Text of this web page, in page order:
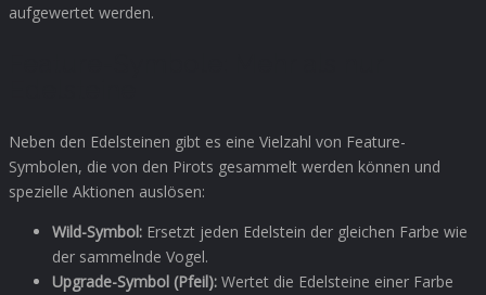
aufgewertet werden.
Neben den Edelsteinen gibt es eine Vielzahl von Feature-
Symbolen, die von den Pirots gesammelt werden können und
spezielle Aktionen auslösen:
Wild-Symbol: Ersetzt jeden Edelstein der gleichen Farbe wie
der sammelnde Vogel.
Upgrade-Symbol (Pfeil): Wertet die Edelsteine einer Farbe